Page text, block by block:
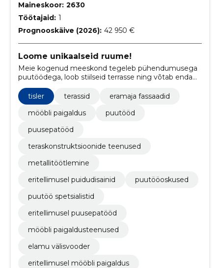
Maineskoor: 2630
Töötajaid: 1
Prognooskäive (2026): 42 950 €
Loome unikaalseid ruume!
Meie kogenud meeskond tegeleb pühendumusega
puutöödega, loob stiilseid terrasse ning võtab enda
hoole alla ka fassaadide kujundamise.
tisler
terassid
eramaja fassaadid
mööbli paigaldus
puutööd
puusepatööd
teraskonstruktsioonide teenused
metallitöötlemine
eritellimusel puidudisainid
puutööoskused
puutöö spetsialistid
eritellimusel puusepatööd
mööbli paigaldusteenused
elamu välisvooder
eritellimusel mööbli paigaldus